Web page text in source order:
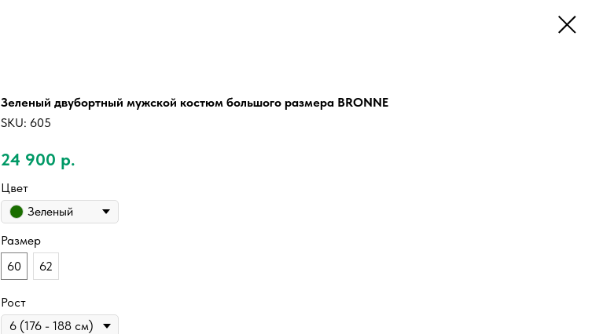
Зеленый двубортный мужской костюм большого размера BRONNE
SKU: 605
24 900 р.
Цвет
Зеленый
Размер
60
62
Рост